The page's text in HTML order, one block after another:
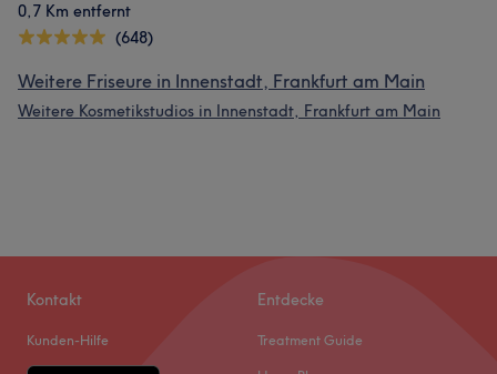
0,7 Km entfernt
(648)
Weitere Friseure in Innenstadt, Frankfurt am Main
Weitere Kosmetikstudios in Innenstadt, Frankfurt am Main
Kontakt
Kunden-Hilfe
Entdecke
Treatment Guide